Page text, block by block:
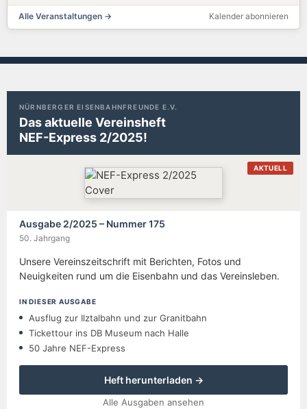
Alle Veranstaltungen → Kalender abonnieren
NÜRNBERGER EISENBAHNFREUNDE E.V.
Das aktuelle Vereinsheft
NEF-Express 2/2025!
AKTUELL
Ausgabe 2/2025 – Nummer 175
50. Jahrgang
Unsere Vereinszeitschrift mit Berichten, Fotos und
Neuigkeiten rund um die Eisenbahn und das Vereinsleben.
IN DIESER AUSGABE
Ausflug zur Ilztalbahn und zur Granitbahn
Tickettour ins DB Museum nach Halle
50 Jahre NEF-Express
Heft herunterladen →
Alle Ausgaben ansehen